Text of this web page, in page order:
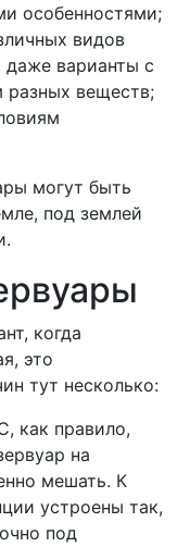
особенностями;
видов
даже варианты с
веществ;
могут быть
под землей
когда
это
тут несколько:
как правило,
на
мешать. К
устроены так,
под